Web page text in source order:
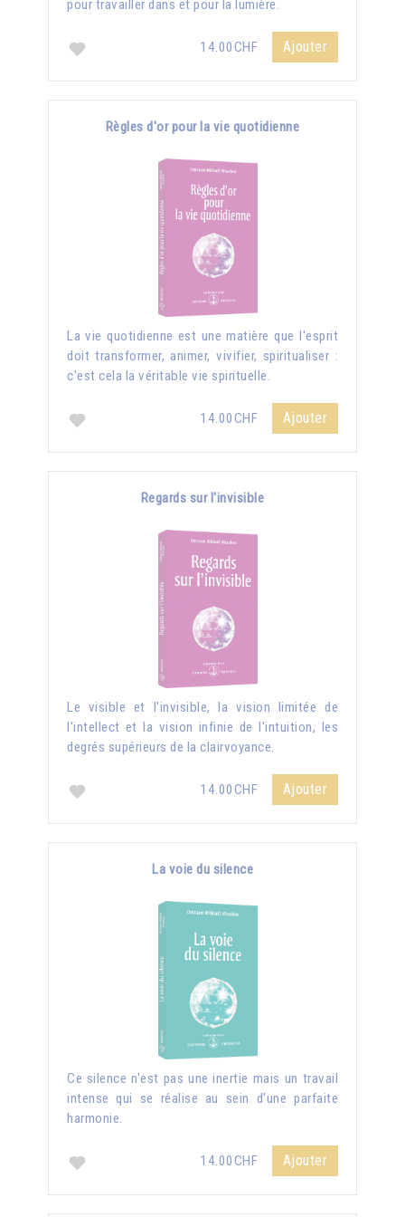
pour travailler dans et pour la lumière.
14.00CHF Ajouter
Règles d'or pour la vie quotidienne
La vie quotidienne est une matière que l'esprit
doit transformer, animer, vivifier, spiritualiser :
c'est cela la véritable vie spirituelle.
14.00CHF Ajouter
Regards sur l'invisible
Le visible et l'invisible, la vision limitée de
l'intellect et la vision infinie de l'intuition, les
degrés supérieurs de la clairvoyance.
14.00CHF Ajouter
La voie du silence
Ce silence n'est pas une inertie mais un travail
intense qui se réalise au sein d'une parfaite
harmonie.
14.00CHF Ajouter